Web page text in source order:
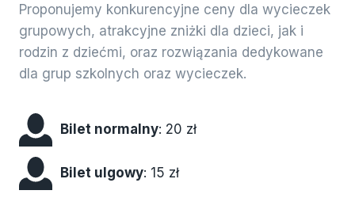
Proponujemy konkurencyjne ceny dla wycieczek
grupowych, atrakcyjne zniżki dla dzieci, jak i
rodzin z dziećmi, oraz rozwiązania dedykowane
dla grup szkolnych oraz wycieczek.
Bilet normalny: 20 zł
Bilet ulgowy: 15 zł